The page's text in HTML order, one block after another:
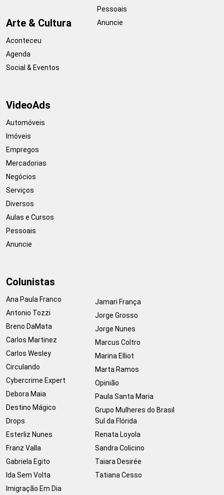
Arte & Cultura
Aconteceu
Agenda
Social & Eventos
Pessoais
Anuncie
VideoAds
Automóveis
Imóveis
Empregos
Mercadorias
Negócios
Serviços
Diversos
Aulas e Cursos
Pessoais
Anuncie
Colunistas
Ana Paula Franco
Antonio Tozzi
Breno DaMata
Carlos Martinez
Carlos Wesley
Circulando
Cybercrime Expert
Debora Maia
Destino Mágico
Drops
Esterliz Nunes
Franz Valla
Gabriela Egito
Ida Sem Volta
Imigração Em Dia
Jamari França
Jorge Grosso
Jorge Nunes
Marcus Coltro
Marina Elliot
Marta Ramos
Opinião
Paula Santa Maria
Grupo Mulheres do Brasil
Sul da Flórida
Renata Loyola
Sandra Colicino
Taiara Desirée
Tatiana Cesso